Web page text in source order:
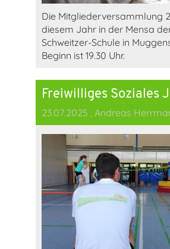
Die Mitgliederversammlung
diesem Jahr in der Mensa
Schweitzer-Schule in
Beginn ist 19.30 Uhr.
23.07.2025 , Andreas